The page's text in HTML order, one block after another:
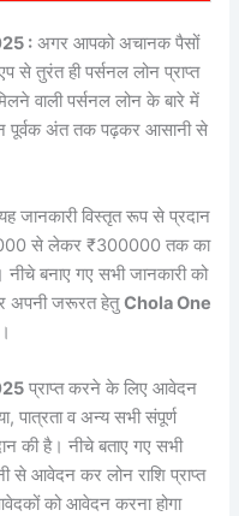
: अगर आपको अचानक पैसों
से तुरंत ही पर्सनल लोन प्राप्त
वाली पर्सनल लोन के बारे में
पूर्वक अंत तक पढ़कर आसानी से
विस्तृत रूप से प्रदान
से लेकर ₹300000 तक का
नीचे बनाए गए सभी जानकारी को
अपनी जरूरत हेतुChola One
प्राप्त करने के लिए आवेदन
पात्रता व अन्य सभी संपूर्ण
की है। नीचे बताए गए सभी
से आवेदन कर लोन राशि प्राप्त
को आवेदन करना होगा